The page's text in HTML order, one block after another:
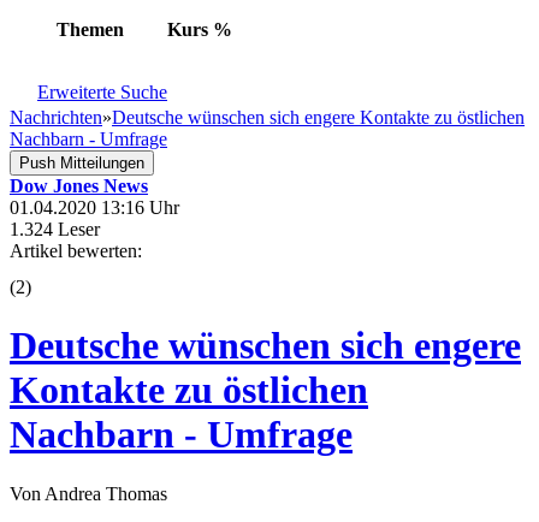
Themen Kurs %
Erweiterte Suche
Nachrichten»Deutsche wünschen sich engere Kontakte zu östlichen
Nachbarn - Umfrage
Push Mitteilungen
Dow Jones News
01.04.2020 13:16 Uhr
1.324 Leser
Artikel bewerten:
(2)
Deutsche wünschen sich engere
Kontakte zu östlichen
Nachbarn - Umfrage
Von Andrea Thomas